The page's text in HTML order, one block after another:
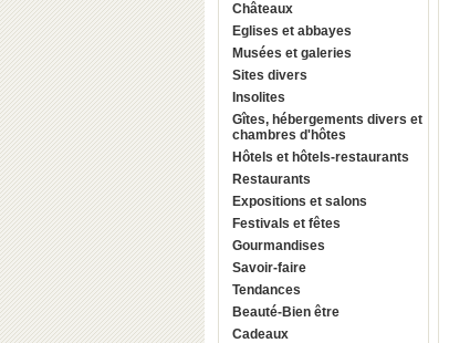
Châteaux
Eglises et abbayes
Musées et galeries
Sites divers
Insolites
Gîtes, hébergements divers et
chambres d'hôtes
Hôtels et hôtels-restaurants
Restaurants
Expositions et salons
Festivals et fêtes
Gourmandises
Savoir-faire
Tendances
Beauté-Bien être
Cadeaux